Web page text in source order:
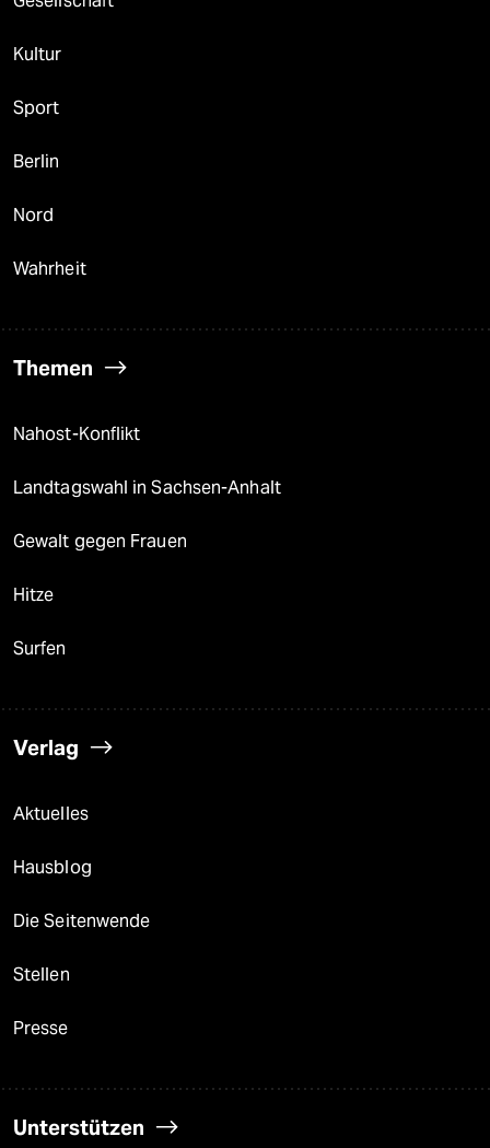
Kultur
Sport
Berlin
Nord
Wahrheit
Themen
Nahost-Konflikt
Landtagswahl in Sachsen-Anhalt
Gewalt gegen Frauen
Hitze
Surfen
Verlag
Aktuelles
Hausblog
Die Seitenwende
Stellen
Presse
Unterstützen